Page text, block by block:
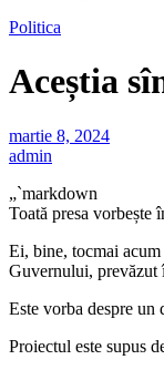
Politica
Aceștia
martie 8, 2024
admin
„`markdown
Toată presa vorbește
Ei, bine, tocmai
Guvernului, prevăzut
Este vorba despre un
Proiectul este supus